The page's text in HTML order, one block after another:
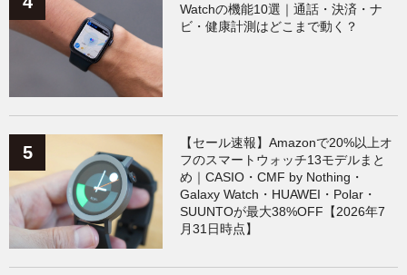
Watchの機能10選｜通話・決済・ナ
ビ・健康計測はどこまで動く？
【セール速報】Amazonで20%以上オ
フのスマートウォッチ13モデルまと
め｜CASIO・CMF by Nothing・
Galaxy Watch・HUAWEI・Polar・
SUUNTOが最大38%OFF【2026年7
月31日時点】